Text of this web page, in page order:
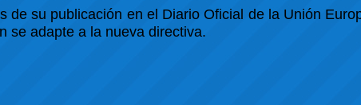
de su publicación en el Diario Oficial de la Unión
se adapte a la nueva directiva.